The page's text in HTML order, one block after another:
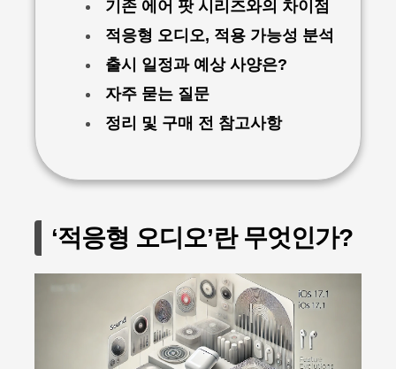
기존 에어 팟 시리즈와의 차이점
적응형 오디오, 적용 가능성 분석
출시 일정과 예상 사양은?
자주 묻는 질문
정리 및 구매 전 참고사항
‘적응형 오디오’란 무엇인가?